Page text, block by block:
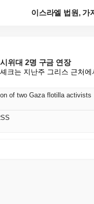
위대 2명 구금 연장
크는 지난주 그리스 근처
of two Gaza flotilla activists